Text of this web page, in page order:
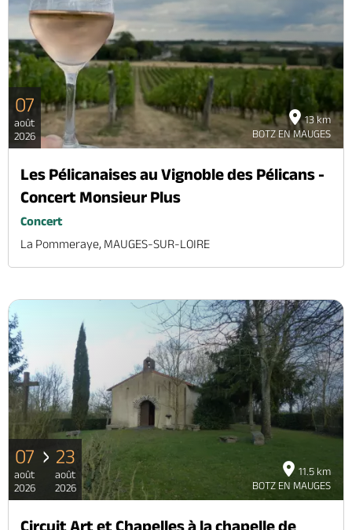
13 km
BOTZ EN MAUGES
07
août
2026
Les Pélicanaises au Vignoble des Pélicans -
Concert Monsieur Plus
Concert
La Pommeraye, MAUGES-SUR-LOIRE
11.5 km
BOTZ EN MAUGES
07
août
2026
23
août
2026
Circuit Art et Chapelles à la chapelle de